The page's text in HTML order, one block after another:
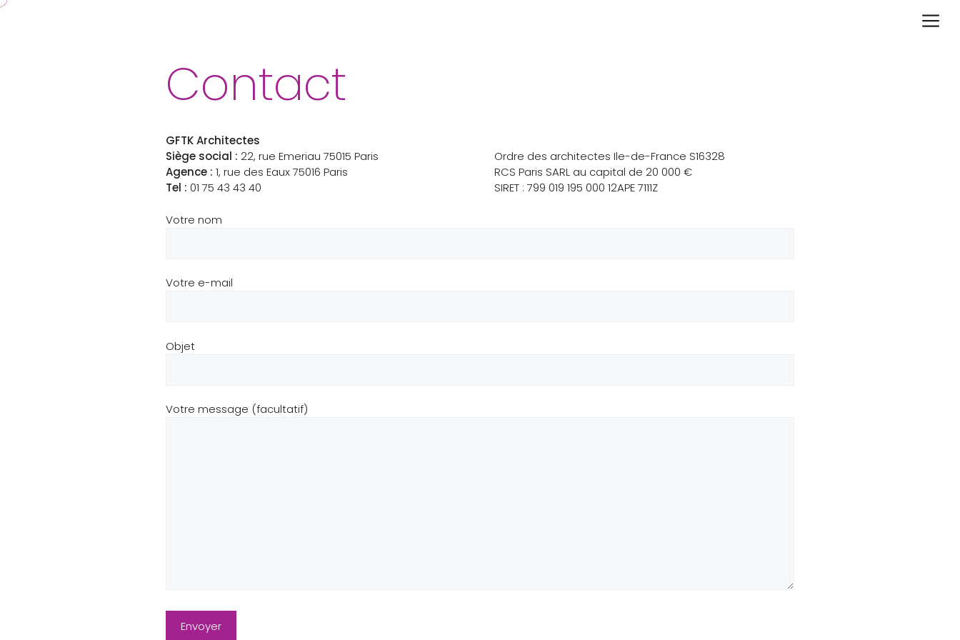
Aller
Contact
GFTK Architectes
Siège social : 22, rue Emeriau 75015 Paris
Agence : 1, rue des Eaux 75016 Paris
Tel : 01 75 43 43 40
Ordre des architectes Ile-de-France S16328
RCS Paris SARL au capital de 20 000 €
SIRET : 799 019 195 000 12APE 7111Z
Votre nom
Votre e-mail
Objet
Votre message (facultatif)